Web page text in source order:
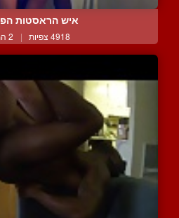
איש הראסטות
4918 צפיות | 2 המלצות